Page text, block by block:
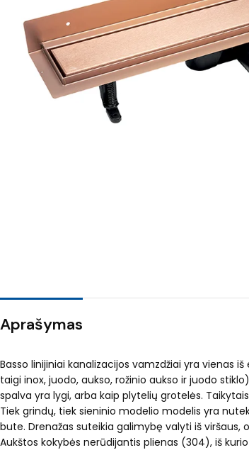
Aprašymas
Basso linijiniai kanalizacijos vamzdžiai yra vienas
taigi inox, juodo, aukso, rožinio aukso ir juodo
spalva yra lygi, arba kaip plytelių grotelės.
Tiek grindų, tiek sieninio modelio modelis yra
bute. Drenažas suteikia galimybę valyti iš
Aukštos kokybės nerūdijantis plienas (304), iš